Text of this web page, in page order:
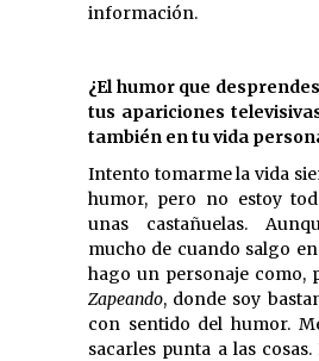
información.
¿El humor que
tus apariciones
también en tu vida
Intento tomarme la vida
humor, pero no estoy
unas castañuelas.
mucho de cuando salgo
hago un personaje como,
Zapeando, donde soy
con sentido del humor.
sacarles punta a las